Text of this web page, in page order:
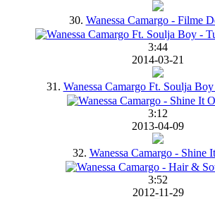
30. Wanessa Camargo - Filme
3:44
2014-03-21
31. Wanessa Camargo Ft. Soulja
3:12
2013-04-09
32. Wanessa Camargo - Shine
3:52
2012-11-29